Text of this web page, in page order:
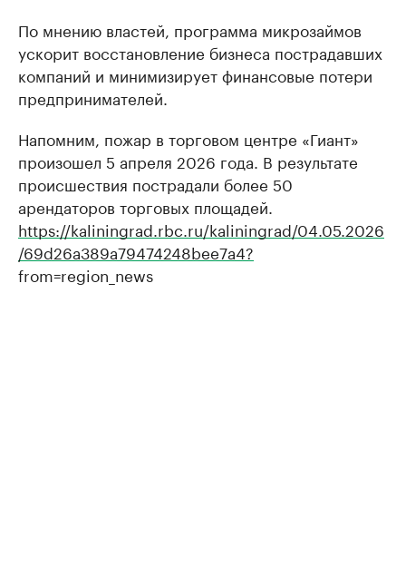
По мнению властей, программа микрозаймов
ускорит восстановление бизнеса пострадавших
компаний и минимизирует финансовые потери
предпринимателей.
Напомним, пожар в торговом центре «Гиант»
произошел 5 апреля 2026 года. В результате
происшествия пострадали более 50
арендаторов торговых площадей.
https://kaliningrad.rbc.ru/kaliningrad/04.05.2026
/69d26a389a79474248bee7a4?
from=region_news